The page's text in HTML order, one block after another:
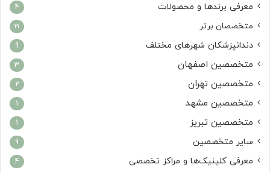
معرفی برندها و محصولات 4
متخصصان برتر 21
دندانپزشکان شهرهای مختلف 9
متخصصین اصفهان 3
متخصصین تهران 2
متخصصین مشهد 1
متخصصین تبریز 1
سایر متخصصین 9
معرفی کلینیک‌ها و مراکز تخصصی 4